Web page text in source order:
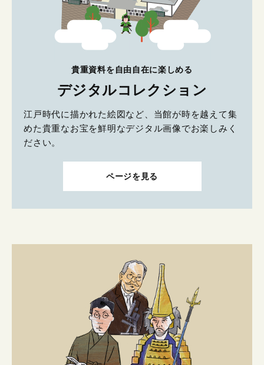
貴重資料を自由自在に楽しめる
デジタルコレクション
江戸時代に描かれた絵図など、当館が時を越えて集
めた貴重なお宝を鮮明なデジタル画像でお楽しみく
ださい。
ページを見る